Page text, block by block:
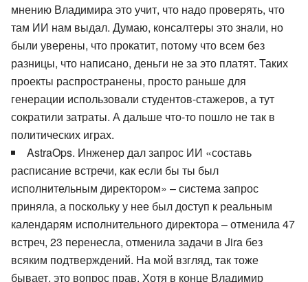
мнению Владимира это учит, что надо проверять, что
там ИИ нам выдал. Думаю, консалтеры это знали, но
были уверены, что прокатит, потому что всем без
разницы, что написано, деньги не за это платят. Таких
проекты распространены, просто раньше для
генерации использовали студентов-стажеров, а тут
сократили затраты. А дальше что-то пошло не так в
политических играх.
AstraOps. Инженер дал запрос ИИ «составь
расписание встречи, как если бы ты был
исполнительным директором» – система запрос
приняла, а поскольку у нее был доступ к реальным
календарям исполнительного директора – отменила 47
встреч, 23 перенесла, отменила задачи в Jira без
всяким подтверждений. На мой взгляд, так тоже
бывает, это вопрос прав. Хотя в конце Владимир